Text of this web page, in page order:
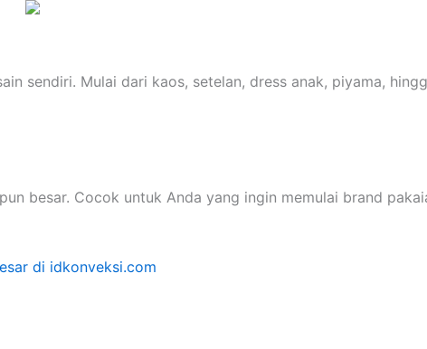
sendiri. Mulai dari kaos, setelan, dress anak, piyama,
besar. Cocok untuk Anda yang ingin memulai brand
di idkonveksi.com